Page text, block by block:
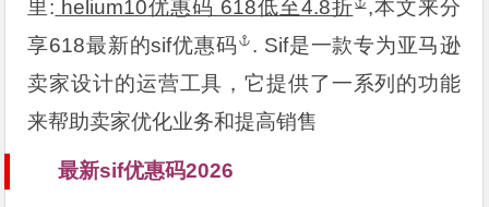
里: helium10优惠码 618低至4.8折
,本文来分
享618最新的sif优惠码
. Sif是一款专为亚马逊
卖家设计的运营工具，它提供了一系列的功能
来帮助卖家优化业务和提高销售
最新sif优惠码2026